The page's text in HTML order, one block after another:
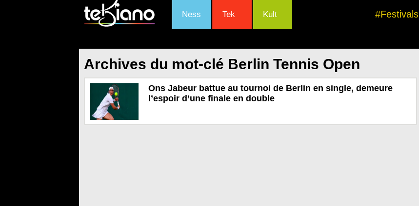
Ness Tek Kult #Festivals
Archives du mot-clé Berlin Tennis Open
Ons Jabeur battue au tournoi de Berlin en single, demeure
l’espoir d’une finale en double